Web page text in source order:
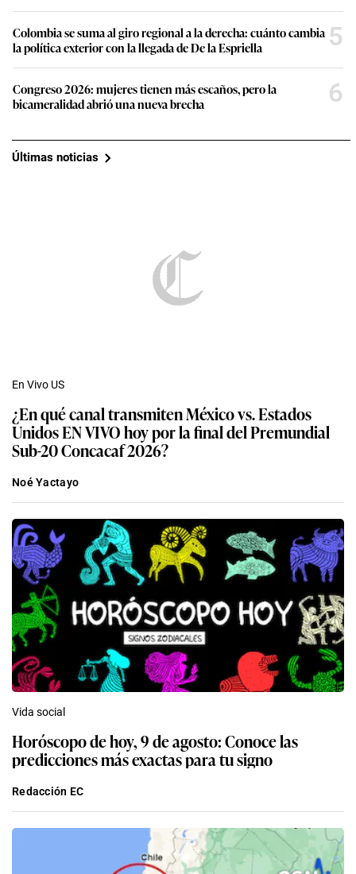
Colombia se suma al giro regional a la derecha: cuánto cambia
la política exterior con la llegada de De la Espriella
5
Congreso 2026: mujeres tienen más escaños, pero la
bicameralidad abrió una nueva brecha
6
Últimas noticias
En Vivo US
¿En qué canal transmiten México vs. Estados
Unidos EN VIVO hoy por la final del Premundial
Sub-20 Concacaf 2026?
Noé Yactayo
Vida social
Horóscopo de hoy, 9 de agosto: Conoce las
predicciones más exactas para tu signo
Redacción EC